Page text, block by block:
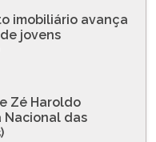
imobiliário avança
jovens
Zé Haroldo
Nacional das